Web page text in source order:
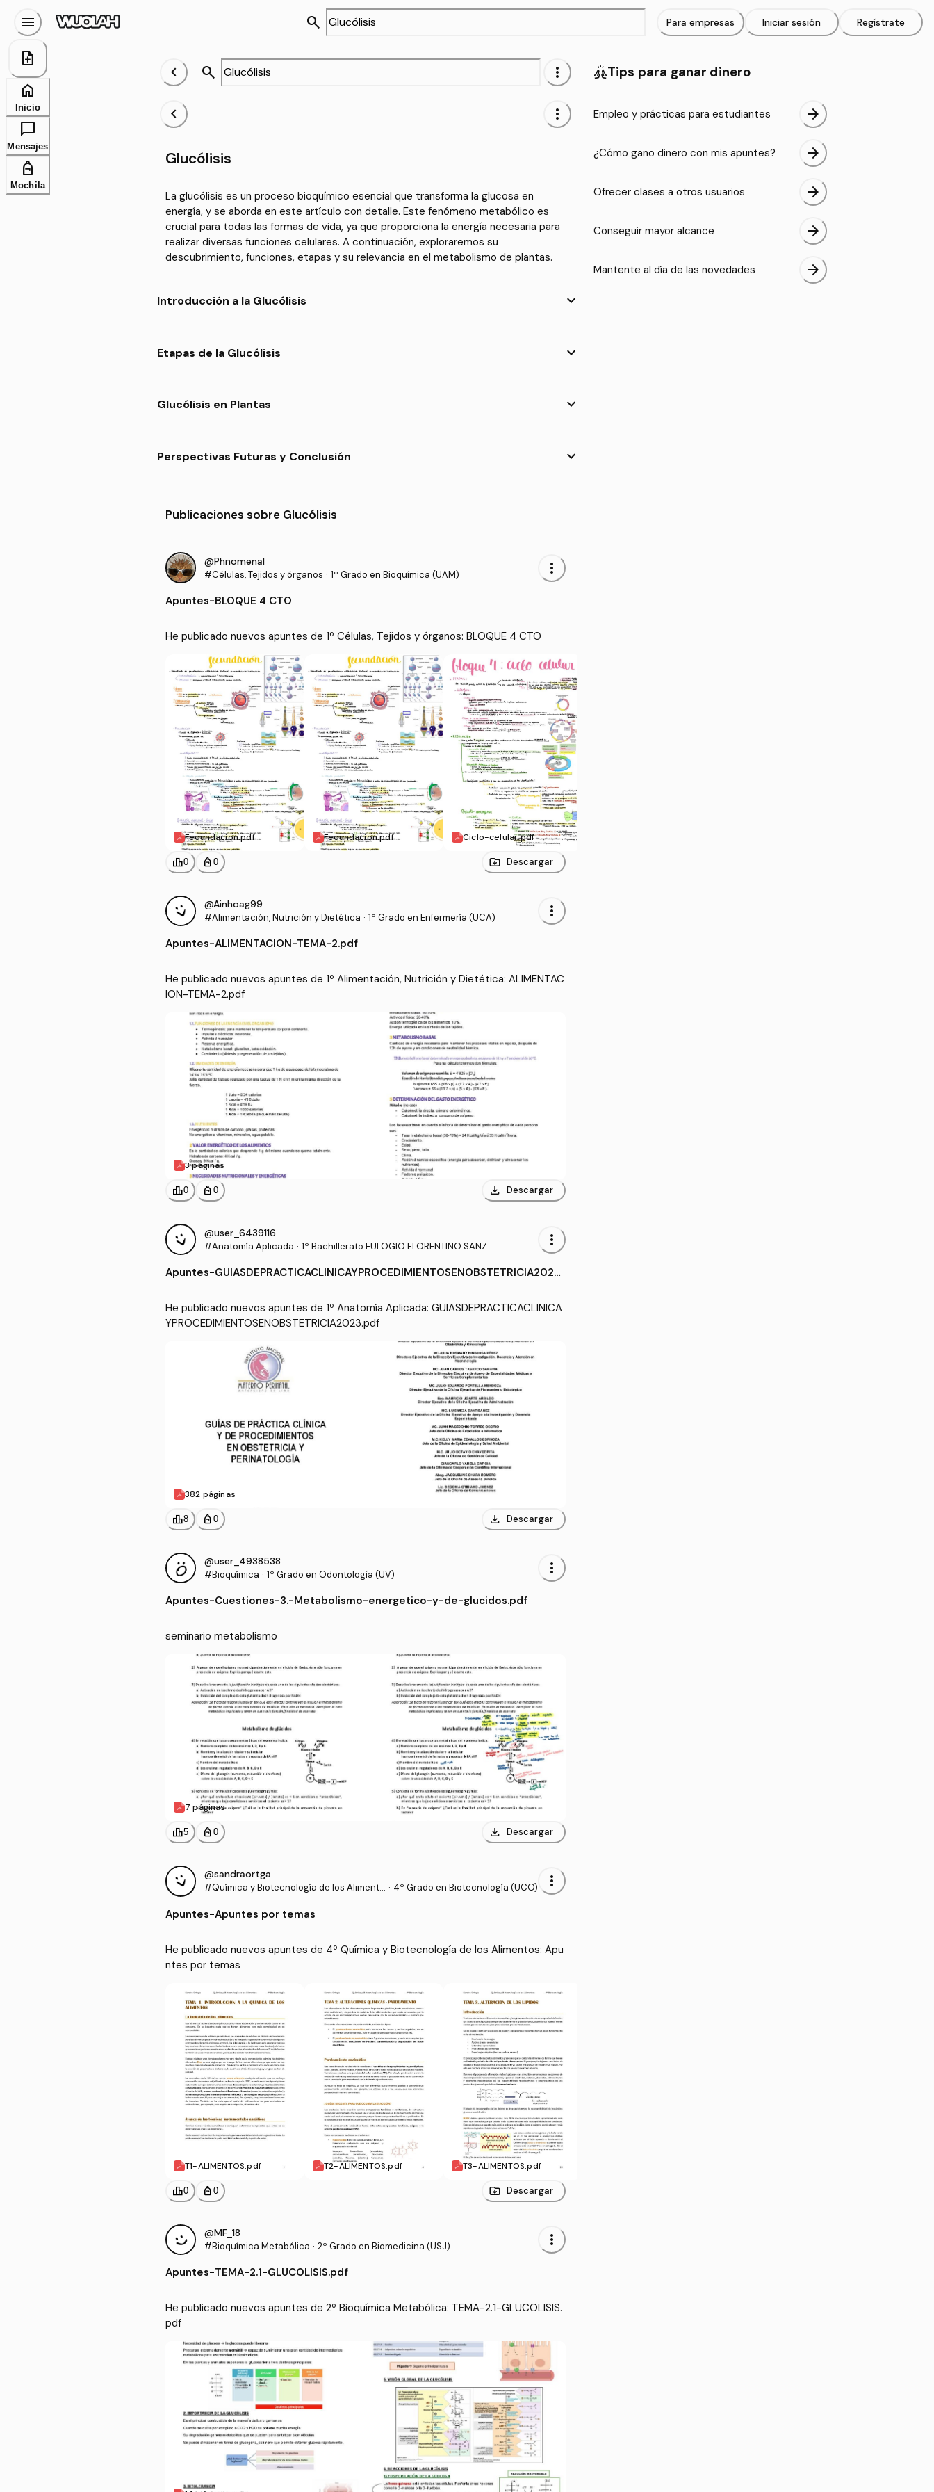
chevron_left search more_vert
keyboard_arrow_left more_vert
Glucólisis
La glucólisis es un proceso bioquímico esencial que transforma la glucosa en
energía, y se aborda en este artículo con detalle. Este fenómeno metabólico es
crucial para todas las formas de vida, ya que proporciona la energía necesaria para
realizar diversas funciones celulares. A continuación, exploraremos su
descubrimiento, funciones, etapas y su relevancia en el metabolismo de plantas.
Introducción a la Glucólisis keyboard_arrow_down
Etapas de la Glucólisis keyboard_arrow_down
Glucólisis en Plantas keyboard_arrow_down
Perspectivas Futuras y Conclusión keyboard_arrow_down
Publicaciones sobre Glucólisis
@Phnomenal
#Células, Tejidos y órganos · 1º Grado en Bioquímica (UAM) more_vert
Apuntes-BLOQUE 4 CTO
He publicado nuevos apuntes de 1º Células, Tejidos y órganos: BLOQUE 4 CTO
Fecundacion.pdf Fecundacion.pdf Ciclo-celular.pdf
leaderboard0 personal_bag 0 Descargar
@Ainhoag99
#Alimentación, Nutrición y Dietética · 1º Grado en Enfermería (UCA) more_vert
Apuntes-ALIMENTACION-TEMA-2.pdf
He publicado nuevos apuntes de 1º Alimentación, Nutrición y Dietética: ALIMENTAC
ION-TEMA-2.pdf
3 páginas
leaderboard0 personal_bag 0 download Descargar
@user_6439116
#Anatomía Aplicada · 1º Bachillerato EULOGIO FLORENTINO SANZ more_vert
Apuntes-GUIASDEPRACTICACLINICAYPROCEDIMIENTOSENOBSTETRICIA2023.
He publicado nuevos apuntes de 1º Anatomía Aplicada: GUIASDEPRACTICACLINICA
YPROCEDIMIENTOSENOBSTETRICIA2023.pdf
382 páginas
leaderboard8 personal_bag 0 download Descargar
@user_4938538
#Bioquímica · 1º Grado en Odontología (UV) more_vert
Apuntes-Cuestiones-3.-Metabolismo-energetico-y-de-glucidos.pdf
seminario metabolismo
7 páginas
leaderboard5 personal_bag 0 download Descargar
@sandraortga
#Química y Biotecnología de los Alimento · 4º Grado en Biotecnología (UCO) more_vert
Apuntes-Apuntes por temas
He publicado nuevos apuntes de 4º Química y Biotecnología de los Alimentos: Apu
ntes por temas
T1-ALIMENTOS.pdf T2-ALIMENTOS.pdf T3-ALIMENTOS.pdf
leaderboard0 personal_bag 0 Descargar
@MF_18
#Bioquímica Metabólica · 2º Grado en Biomedicina (USJ) more_vert
Apuntes-TEMA-2.1-GLUCOLISIS.pdf
He publicado nuevos apuntes de 2º Bioquímica Metabólica: TEMA-2.1-GLUCOLISIS.
pdf
cheerTips para ganar dinero
Empleo y prácticas para estudiantes arrow_forward
¿Cómo gano dinero con mis apuntes? arrow_forward
Ofrecer clases a otros usuarios arrow_forward
Conseguir mayor alcance arrow_forward
Mantente al día de las novedades arrow_forward
search Para empresas Iniciar sesión Regístrate
menu
note_add
home
Inicio
chat_bubble
Mensajes
personal_bag
Mochila